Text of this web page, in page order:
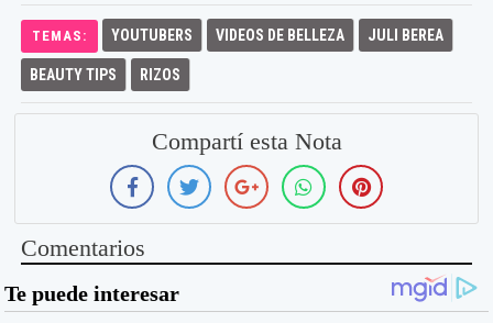
TEMAS: YOUTUBERS VIDEOS DE BELLEZA JULI BEREA
BEAUTY TIPS RIZOS
Compartí esta Nota
Comentarios